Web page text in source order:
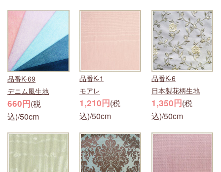
品番K-69
デニム風生地
660円(税
込)/50cm
品番K-1
モアレ
1,210円(税
込)/50cm
品番K-6
日本製花柄生地
1,350円(税
込)/50cm